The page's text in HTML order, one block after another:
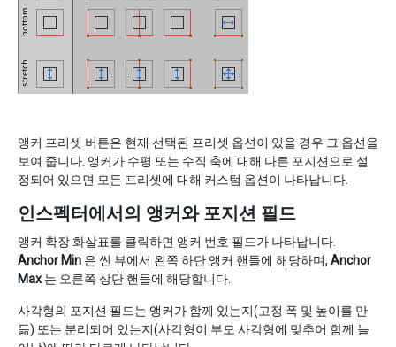
앵커 프리셋 버튼은 현재 선택된 프리셋 옵션이 있을 경우 그 옵션을
보여 줍니다. 앵커가 수평 또는 수직 축에 대해 다른 포지션으로 설
정되어 있으면 모든 프리셋에 대해 커스텀 옵션이 나타납니다.
인스펙터에서의 앵커와 포지션 필드
앵커 확장 화살표를 클릭하면 앵커 번호 필드가 나타납니다.
Anchor Min 은 씬 뷰에서 왼쪽 하단 앵커 핸들에 해당하며, Anchor
Max 는 오른쪽 상단 핸들에 해당합니다.
사각형의 포지션 필드는 앵커가 함께 있는지(고정 폭 및 높이를 만
듦) 또는 분리되어 있는지(사각형이 부모 사각형에 맞추어 함께 늘